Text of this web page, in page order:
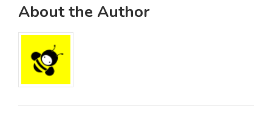
About the Author